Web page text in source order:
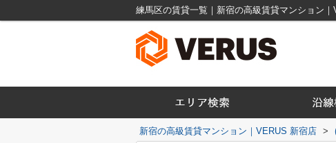
練馬区の賃貸一覧｜新宿の高級賃貸マンション
新宿の高級賃貸マンション｜VERUS 新宿店 >